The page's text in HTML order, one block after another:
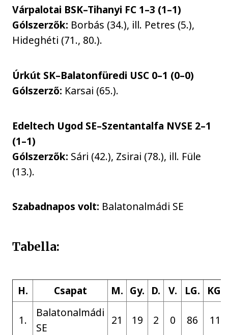
Várpalotai BSK–Tihanyi FC 1–3 (1–1)
Gólszerzők: Borbás (34.), ill. Petres (5.),
Hideghéti (71., 80.).
Úrkút SK–Balatonfüredi USC 0–1 (0–0)
Gólszerző: Karsai (65.).
Edeltech Ugod SE–Szentantalfa NVSE 2–1
(1–1)
Gólszerzők: Sári (42.), Zsirai (78.), ill. Füle
(13.).
Szabadnapos volt: Balatonalmádi SE
Tabella:
H. Csapat M. Gy. D. V. LG. KG.
1.
Balatonalmádi
SE
21 19 2 0 86 11